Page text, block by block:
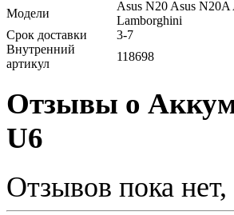
Модели
Asus N20 Asus
Lamborghini
Срок доставки
3-7
Внутренний
артикул
118698
Отзывы о
U6
Отзывов пока